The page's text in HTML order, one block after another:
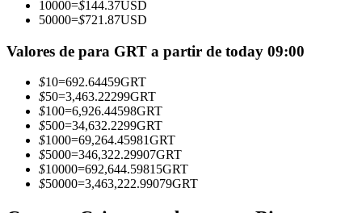
Desfrute da partilha de lucros e comissões de copy trading
Informação
10000=$144.37USD
50000=$721.87USD
Valores de para GRT a partir de today 09:00
$10=692.64459GRT
$50=3,463.22299GRT
$100=6,926.44598GRT
$500=34,632.2299GRT
$1000=69,264.45981GRT
$5000=346,322.29907GRT
$10000=692,644.59815GRT
$50000=3,463,222.99079GRT